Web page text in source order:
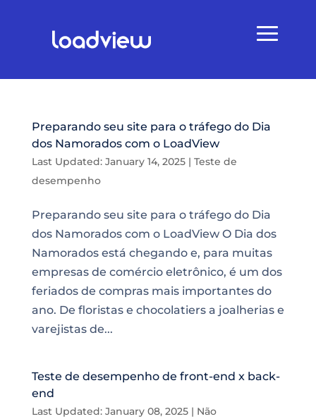
Preparando seu site para o tráfego do Dia
dos Namorados com o LoadView
Last Updated: January 14, 2025| Teste de
desempenho
Preparando seu site para o tráfego do Dia
dos Namorados com o LoadView O Dia dos
Namorados está chegando e, para muitas
empresas de comércio eletrônico, é um dos
feriados de compras mais importantes do
ano. De floristas e chocolatiers a joalherias e
varejistas de...
Teste de desempenho de front-end x back-
end
Last Updated: January 08, 2025| Não